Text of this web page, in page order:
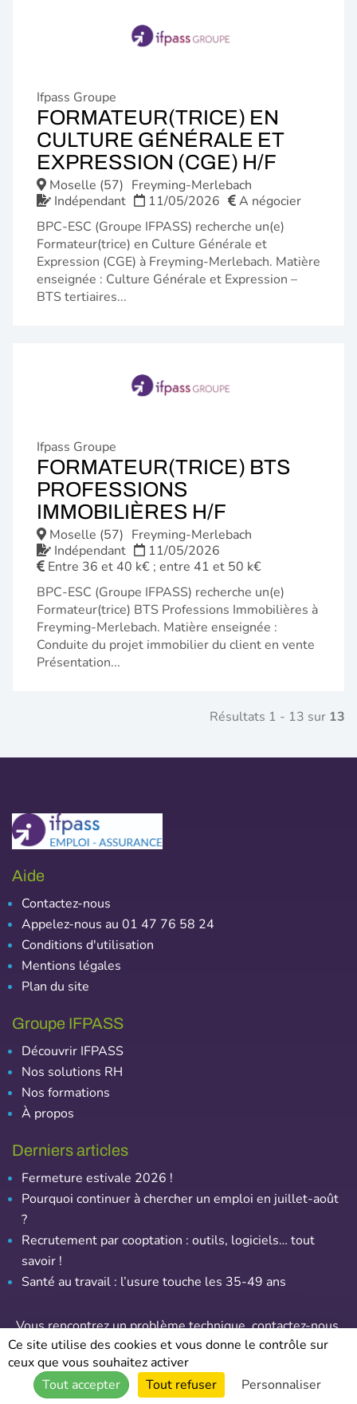
Ifpass Groupe
FORMATEUR(TRICE) EN
CULTURE GÉNÉRALE ET
EXPRESSION (CGE) H/F
Moselle (57) Freyming-Merlebach
Indépendant
11/05/2026
A négocier
BPC-ESC (Groupe IFPASS) recherche un(e)
Formateur(trice) en Culture Générale et
Expression (CGE) à Freyming-Merlebach. Matière
enseignée : Culture Générale et Expression –
BTS tertiaires...
Ifpass Groupe
FORMATEUR(TRICE) BTS
PROFESSIONS
IMMOBILIÈRES H/F
FENÊTRE)
Moselle (57) Freyming-Merlebach
Indépendant
11/05/2026
Entre 36 et 40 k€ ; entre 41 et 50 k€
BPC-ESC (Groupe IFPASS) recherche un(e)
Formateur(trice) BTS Professions Immobilières à
Freyming-Merlebach. Matière enseignée :
Conduite du projet immobilier du client en vente
Présentation...
Résultats 1 - 13 sur 13
Aide
Contactez-nous
Appelez-nous au 01 47 76 58 24
Conditions d'utilisation
Mentions légales
Plan du site
Groupe IFPASS
Découvrir IFPASS
Nos solutions RH
Nos formations
À propos
Derniers articles
Fermeture estivale 2026 !
Pourquoi continuer à chercher un emploi en juillet-août
?
Recrutement par cooptation : outils, logiciels… tout
savoir !
Santé au travail : l’usure touche les 35-49 ans
Vous rencontrez un problème technique,contactez-nous.
© Emploi-Assurance – Tous droits réservés
Ce site utilise des cookies et vous donne le contrôle sur
ceux que vous souhaitez activer
Tout accepter
Tout refuser Personnaliser